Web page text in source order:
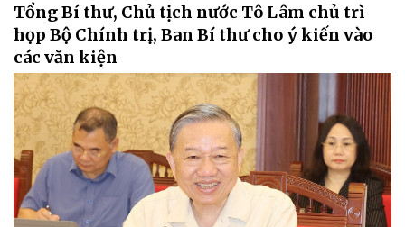
Tổng Bí thư, Chủ tịch nước Tô Lâm chủ trì
họp Bộ Chính trị, Ban Bí thư cho ý kiến vào
các văn kiện